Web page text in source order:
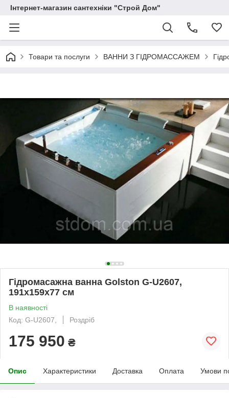
Інтернет-магазин сантехніки "Строй Дом"
Товари та послуги ВАННИ З ГІДРОМАССАЖЕМ
Гідромасажна ванна Golston G-U2607,
191x159x77 см
В наявності
Код: G-U2607,
Роздріб
175 950 ₴
Опис Характеристики Доставка Оплата Умови